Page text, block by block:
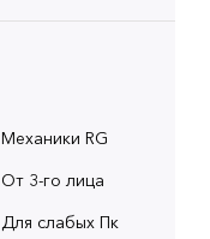
Механики RG
От 3-го лица
Для слабых Пк